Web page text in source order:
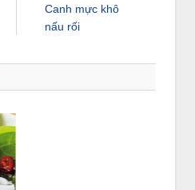
Canh mực khô
nấu rối